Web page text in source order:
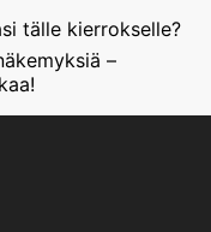
tälle kierrokselle?
–